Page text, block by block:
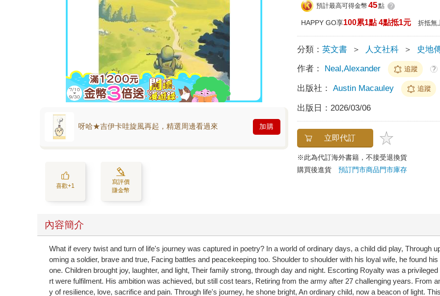
呀哈★吉伊卡哇旋風再起，精選周邊看過來 加購
喜歡+1
寫評價
賺金幣
預計最高可得金幣 45點 ?
HAPPY GO享100累1點 4點抵1元 折抵無
分類：英文書 ＞ 人文社科 ＞ 史地
作者： Neal,Alexander 追蹤 ?
出版社： Austin Macauley 追蹤
出版日： 2026/03/06
立即代訂
※此為代訂海外書籍，不接受退換貨
購買後進貨預訂門市商品門市庫存
內容簡介
What if every twist and turn of life's journey was captured in poetry? In a world of ordinary days, a child did play, Through
oming a soldier, brave and true, Facing battles and peacekeeping too. Shoulder to shoulder with his loyal wife, he found
one. Children brought joy, laughter, and light, Their family strong, through day and night. Escorting Royalty was a
rt were fulfilment. His ambition was achieved, but still cost tears, Retiring from the army after 27 challenging years. From
y of resilience, love, sacrifice and pain. Through life's journey, he shone bright, An ordinary child, now a beacon of light.